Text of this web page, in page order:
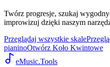
Twórz progresje, szukaj
improwizuj dzięki naszym
Przeglądaj wszystkie skale
pianinoOtwórz Koło Kwintowe
eMusic.Tools